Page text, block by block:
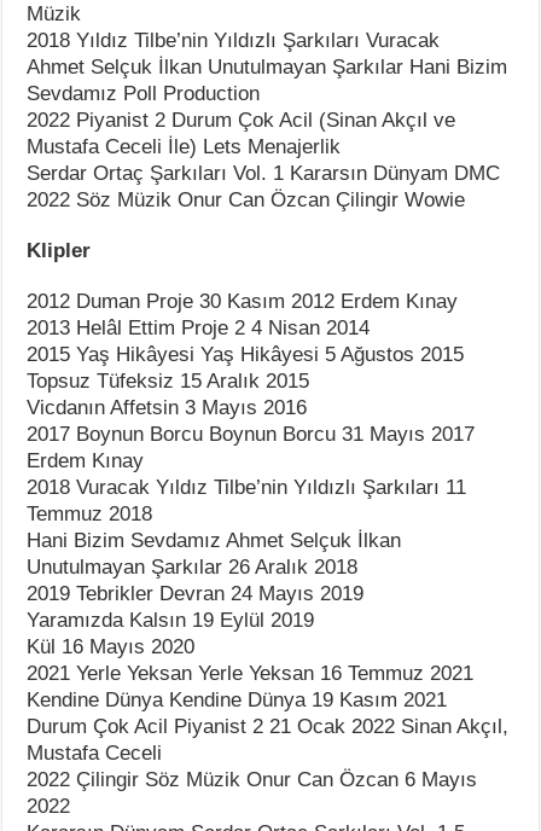
Müzik
2018 Yıldız Tilbe’nin Yıldızlı Şarkıları Vuracak
Ahmet Selçuk İlkan Unutulmayan Şarkılar Hani Bizim
Sevdamız Poll Production
2022 Piyanist 2 Durum Çok Acil (Sinan Akçıl ve
Mustafa Ceceli İle) Lets Menajerlik
Serdar Ortaç Şarkıları Vol. 1 Kararsın Dünyam DMC
2022 Söz Müzik Onur Can Özcan Çilingir Wowie
Klipler
2012 Duman Proje 30 Kasım 2012 Erdem Kınay
2013 Helâl Ettim Proje 2 4 Nisan 2014
2015 Yaş Hikâyesi Yaş Hikâyesi 5 Ağustos 2015
Topsuz Tüfeksiz 15 Aralık 2015
Vicdanın Affetsin 3 Mayıs 2016
2017 Boynun Borcu Boynun Borcu 31 Mayıs 2017
Erdem Kınay
2018 Vuracak Yıldız Tilbe’nin Yıldızlı Şarkıları 11
Temmuz 2018
Hani Bizim Sevdamız Ahmet Selçuk İlkan
Unutulmayan Şarkılar 26 Aralık 2018
2019 Tebrikler Devran 24 Mayıs 2019
Yaramızda Kalsın 19 Eylül 2019
Kül 16 Mayıs 2020
2021 Yerle Yeksan Yerle Yeksan 16 Temmuz 2021
Kendine Dünya Kendine Dünya 19 Kasım 2021
Durum Çok Acil Piyanist 2 21 Ocak 2022 Sinan Akçıl,
Mustafa Ceceli
2022 Çilingir Söz Müzik Onur Can Özcan 6 Mayıs
2022